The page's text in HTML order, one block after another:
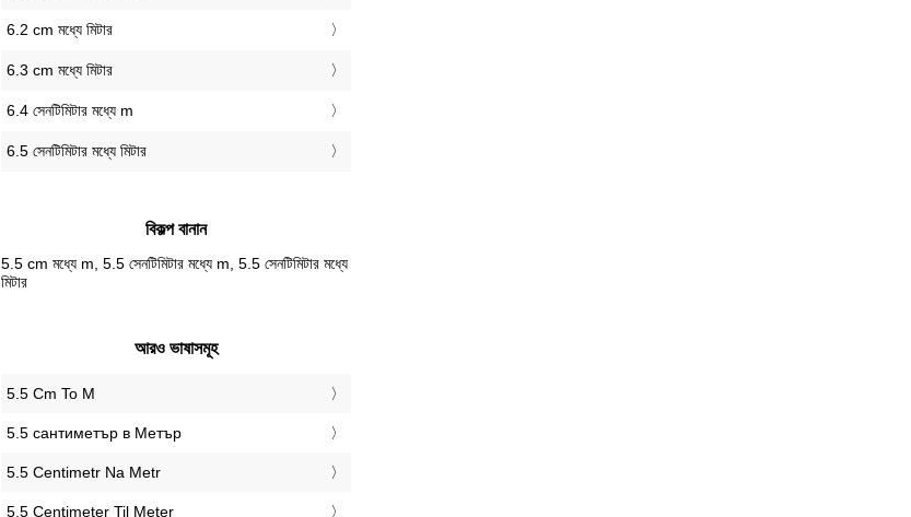
6.2 cm মধ্যে মিটার
6.3 cm মধ্যে মিটার
6.4 সেনটিমিটার মধ্যে m
6.5 সেনটিমিটার মধ্যে মিটার
বিকল্প বানান
5.5 cm মধ্যে m, 5.5 সেনটিমিটার মধ্যে m, 5.5 সেনটিমিটার মধ্যে
মিটার
আরও ভাষাসমূহ
‎5.5 Cm To M
‎5.5 сантиметър в Метър
‎5.5 Centimetr Na Metr
‎5.5 Centimeter Til Meter